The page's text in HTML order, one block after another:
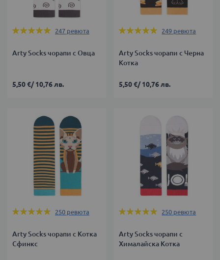
Оценка:
247 ревюта
Arty Socks чорапи с Овца
5,50 €/10,76 лв.
Оценка:
249 ревюта
Arty Socks чорапи с Черна
Котка
5,50 €/10,76 лв.
Оценка:
250 ревюта
Arty Socks чорапи с Котка
Сфинкс
Оценка:
250 ревюта
Arty Socks чорапи с
Хималайска Котка